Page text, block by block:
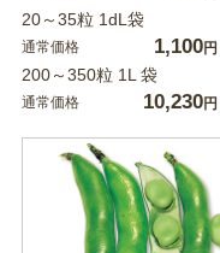
20～35粒 1dL袋
通常価格 1,100円
200～350粒 1L 袋
通常価格 10,230円